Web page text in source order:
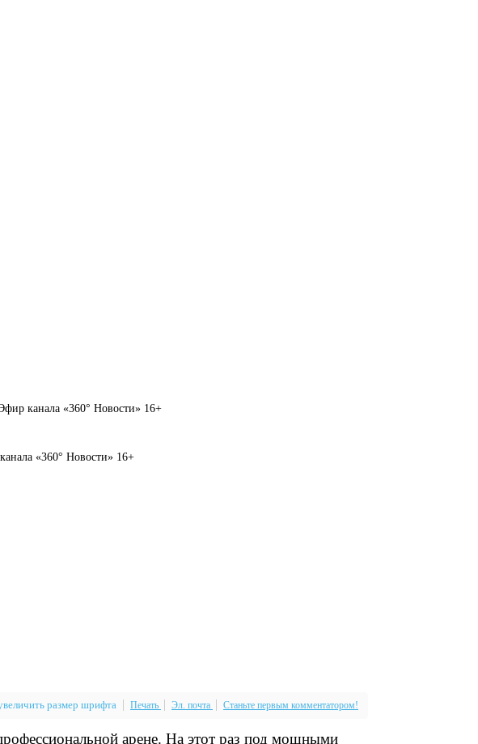
канала «360° Новости» 16+
«360° Новости» 16+
Печать Эл. почта Станьте первым комментатором!
арене. На этот раз под мощными